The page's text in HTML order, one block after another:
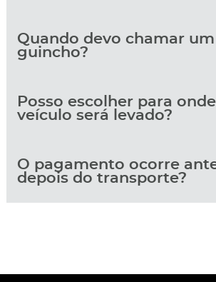
Quando devo chamar um
guincho?
Posso escolher para
veículo será levado?
O pagamento ocorre
depois do transporte?